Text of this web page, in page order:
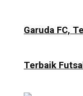
Garuda FC,
Terbaik